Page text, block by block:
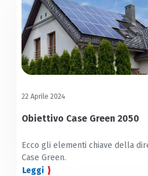
22 Aprile 2024
Obiettivo Case Green 2050
Ecco gli elementi chiave della
Case Green.
Leggi